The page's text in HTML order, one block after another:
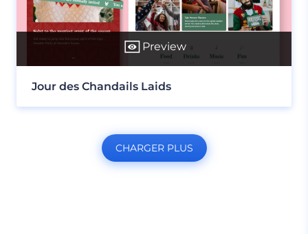
Preview
Jour des Chandails Laids
CHARGER PLUS